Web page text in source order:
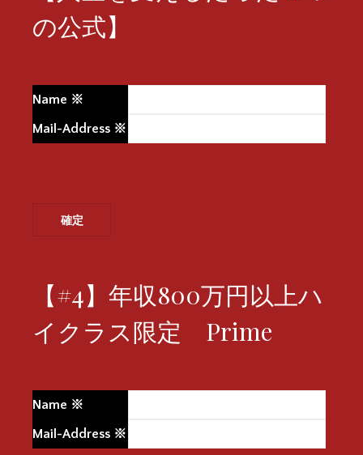
の公式】
Name ※
Mail-Address ※
【#4】年収800万円以上ハ
イクラス限定 Prime
Name ※
Mail-Address ※